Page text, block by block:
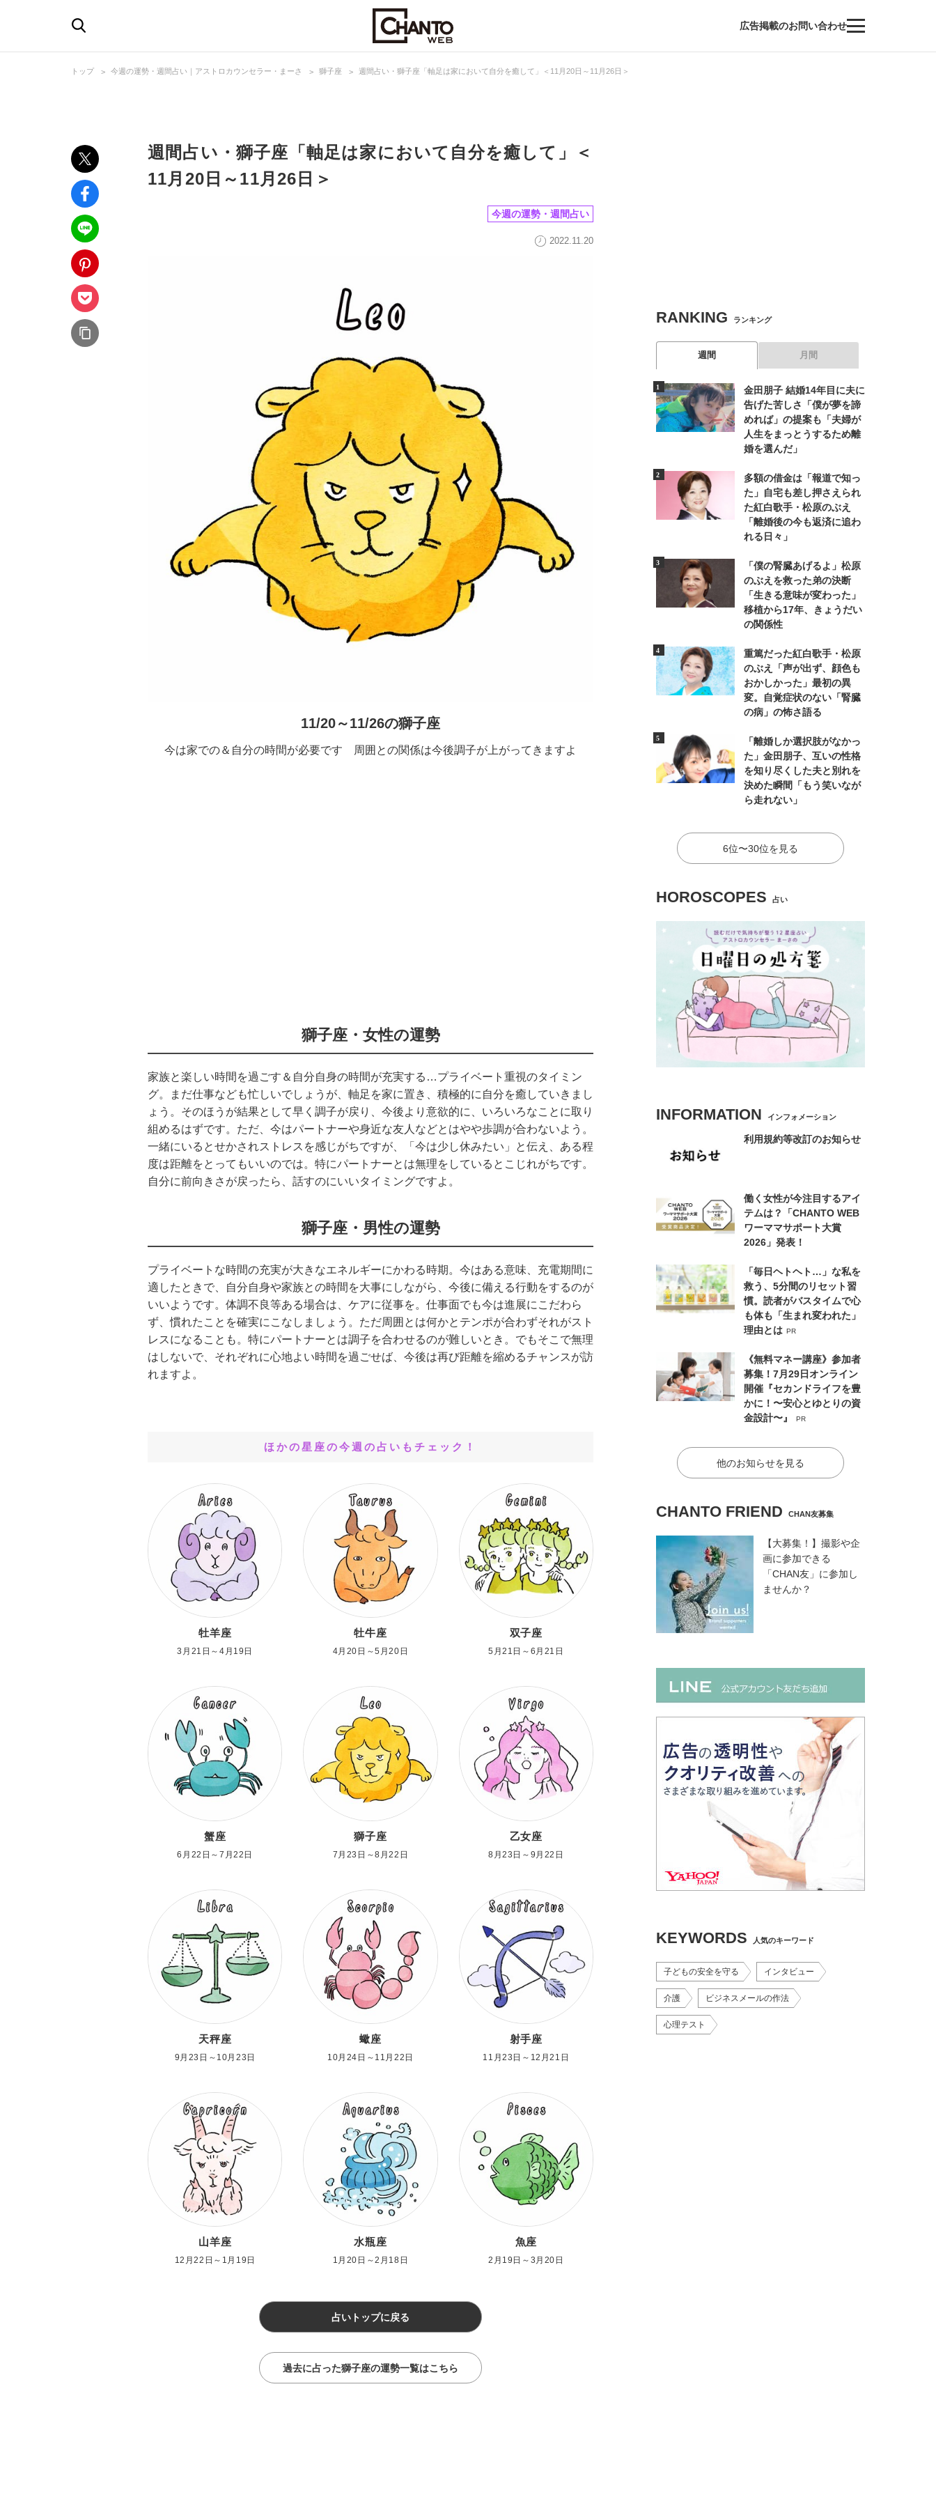
広告掲載のお問い合わせ
トップ 今週の運勢・週間占い｜アストロカウンセラー・まーさ 獅子座 週間占い・獅子座「軸足は家において自分を癒して」＜11月20日～11月26日＞
週間占い・獅子座「軸足は家において自分を癒して」＜
11月20日～11月26日＞
今週の運勢・週間占い
2022.11.20
11/20～11/26の獅子座
今は家での＆自分の時間が必要です 周囲との関係は今後調子が上がってきますよ
獅子座・女性の運勢
家族と楽しい時間を過ごす＆自分自身の時間が充実する…プライベート重視のタイミン
グ。まだ仕事なども忙しいでしょうが、軸足を家に置き、積極的に自分を癒していきまし
ょう。そのほうが結果として早く調子が戻り、今後より意欲的に、いろいろなことに取り
組めるはずです。ただ、今はパートナーや身近な友人などとはやや歩調が合わないよう。
一緒にいるとせかされストレスを感じがちですが、「今は少し休みたい」と伝え、ある程
度は距離をとってもいいのでは。特にパートナーとは無理をしているとこじれがちです。
自分に前向きさが戻ったら、話すのにいいタイミングですよ。
獅子座・男性の運勢
プライベートな時間の充実が大きなエネルギーにかわる時期。今はある意味、充電期間に
適したときで、自分自身や家族との時間を大事にしながら、今後に備える行動をするのが
いいようです。体調不良等ある場合は、ケアに従事を。仕事面でも今は進展にこだわら
ず、慣れたことを確実にこなしましょう。ただ周囲とは何かとテンポが合わずそれがスト
レスになることも。特にパートナーとは調子を合わせるのが難しいとき。でもそこで無理
はしないで、それぞれに心地よい時間を過ごせば、今後は再び距離を縮めるチャンスが訪
れますよ。
ほかの星座の今週の占いもチェック！
牡羊座
3月21日～4月19日
牡牛座
4月20日～5月20日
双子座
5月21日～6月21日
蟹座
6月22日～7月22日
獅子座
7月23日～8月22日
乙女座
8月23日～9月22日
天秤座
9月23日～10月23日
蠍座
10月24日～11月22日
射手座
11月23日～12月21日
山羊座
12月22日～1月19日
水瓶座
1月20日～2月18日
魚座
2月19日～3月20日
占いトップに戻る
過去に占った獅子座の運勢一覧はこちら
RANKING ランキング
週間 月間
金田朋子 結婚14年目に夫に
告げた苦しさ「僕が夢を諦
めれば」の提案も「夫婦が
人生をまっとうするため離
婚を選んだ」
多額の借金は「報道で知っ
た」自宅も差し押さえられ
た紅白歌手・松原のぶえ
「離婚後の今も返済に追わ
れる日々」
「僕の腎臓あげるよ」松原
のぶえを救った弟の決断
「生きる意味が変わった」
移植から17年、きょうだい
の関係性
重篤だった紅白歌手・松原
のぶえ「声が出ず、顔色も
おかしかった」最初の異
変。自覚症状のない「腎臓
の病」の怖さ語る
「離婚しか選択肢がなかっ
た」金田朋子、互いの性格
を知り尽くした夫と別れを
決めた瞬間「もう笑いなが
ら走れない」
6位〜30位を見る
HOROSCOPES 占い
INFORMATION インフォメーション
利用規約等改訂のお知らせ
働く女性が今注目するアイ
テムは？「CHANTO WEB
ワーママサポート大賞
2026」発表！
「毎日ヘトヘト…」な私を
救う、5分間のリセット習
慣。読者がバスタイムで心
も体も「生まれ変われた」
理由とは PR
《無料マネー講座》参加者
募集！7月29日オンライン
開催『セカンドライフを豊
かに！〜安心とゆとりの資
金設計〜』
PR
他のお知らせを見る
CHANTO FRIEND CHAN友募集
【大募集！】撮影や企
画に参加できる
「CHAN友」に参加し
ませんか？
KEYWORDS 人気のキーワード
子どもの安全を守る インタビュー
介護 ビジネスメールの作法
心理テスト